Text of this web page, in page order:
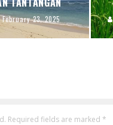
February 23, 2025
Required fields are marked *